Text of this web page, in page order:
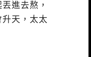
進去熬，
天，太太